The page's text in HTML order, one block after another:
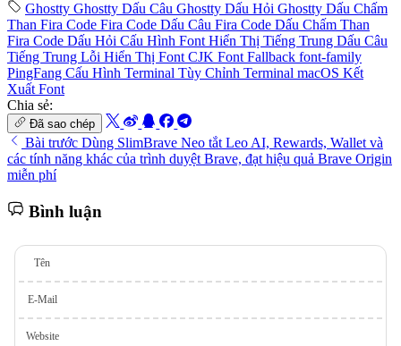
Ghostty Ghostty Dấu Câu Ghostty Dấu Hỏi Ghostty Dấu Chấm
Than Fira Code Fira Code Dấu Câu Fira Code Dấu Chấm Than
Fira Code Dấu Hỏi Cấu Hình Font Hiển Thị Tiếng Trung Dấu Câu
Tiếng Trung Lỗi Hiển Thị Font CJK Font Fallback font-family
PingFang Cấu Hình Terminal Tùy Chỉnh Terminal macOS Kết
Xuất Font
Chia sẻ:
Đã sao chép
Bài trước Dùng SlimBrave Neo tắt Leo AI, Rewards, Wallet và
các tính năng khác của trình duyệt Brave, đạt hiệu quả Brave Origin
miễn phí
Bình luận
Tên
E-Mail
Website